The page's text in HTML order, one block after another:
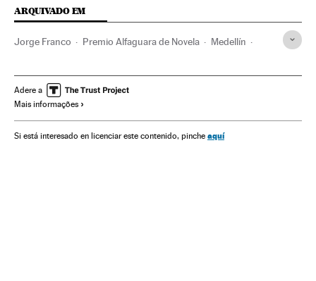
ARQUIVADO EM
Jorge Franco Premio Alfaguara de Novela Medellín
Livros Literatura América do Sul
América Cultura
Adere a
Mais informações
Si está interesado en licenciar este contenido, pinche aquí